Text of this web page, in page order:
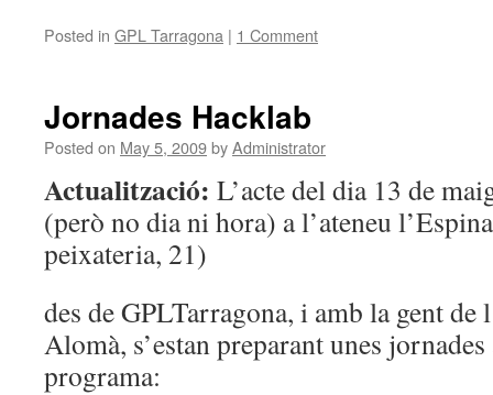
Posted in GPL Tarragona | 1 Comment
Jornades Hacklab
Posted on May 5, 2009byAdministrator
Actualització: L’acte del dia 13 de
(però no dia ni hora) a l’ateneu
peixateria, 21)
des de GPLTarragona, i amb la gent
Alomà, s’estan preparant unes
programa: